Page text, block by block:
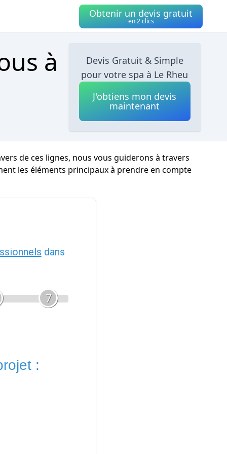
Obtenir un devis gratuit
en 2 clics
à
Devis Gratuit & Simple
pour votre spa à Le Rheu
J'obtiens mon devis
maintenant
de ces lignes, nous vous guiderons à travers
les éléments principaux à prendre en compte
dans
7
: